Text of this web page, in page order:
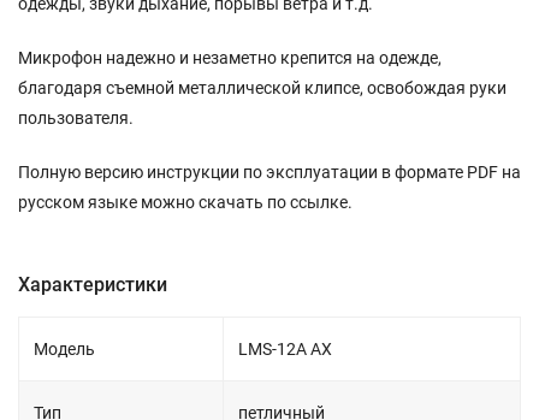
Микрофон надежно и незаметно крепится на одежде,
благодаря съемной металлической клипсе, освобождая руки
пользователя.
Полную версию инструкции по эксплуатации в формате PDF на
русском языке можно скачать по ссылке.
Характеристики
Модель LMS-12A AX
Тип петличный